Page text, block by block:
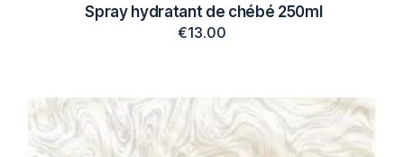
Spray hydratant de chébé 250ml
€13.00